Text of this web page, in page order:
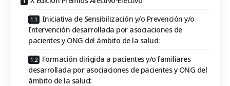
Iniciativa de Sensibilización y/o Prevención y/o
Intervención desarrollada por asociaciones de
pacientes y ONG del ámbito de la salud:
Formación dirigida a pacientes y/o familiares
desarrollada por asociaciones de pacientes y ONG del
ámbito de la salud: